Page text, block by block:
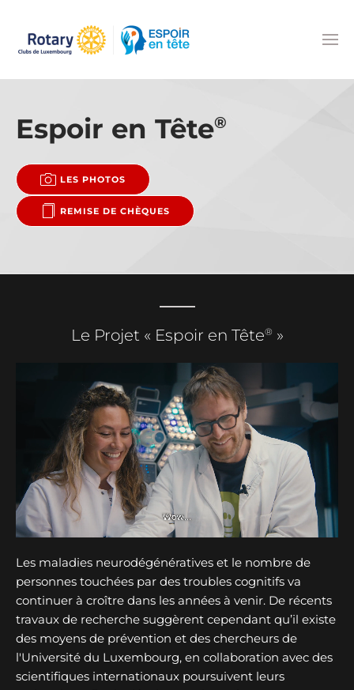
Accéder au contenu principal
Espoir en Tête®
LES PHOTOS
REMISE DE CHÈQUES
Le Projet « Espoir en Tête® »
Les maladies neurodégénératives et le nombre de
personnes touchées par des troubles cognitifs va
continuer à croître dans les années à venir. De récents
travaux de recherche suggèrent cependant qu’il existe
des moyens de prévention et des chercheurs de
l'Université du Luxembourg, en collaboration avec des
scientifiques internationaux poursuivent leurs